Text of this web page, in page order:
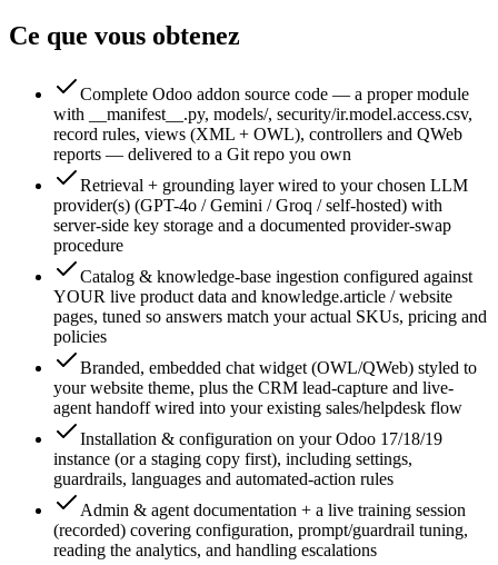
Ce que vous obtenez
Complete Odoo addon source code — a proper module
with __manifest__.py, models/, security/ir.model.access.csv,
record rules, views (XML + OWL), controllers and QWeb
reports — delivered to a Git repo you own
Retrieval + grounding layer wired to your chosen LLM
provider(s) (GPT-4o / Gemini / Groq / self-hosted) with
server-side key storage and a documented provider-swap
procedure
Catalog & knowledge-base ingestion configured against
YOUR live product data and knowledge.article / website
pages, tuned so answers match your actual SKUs, pricing and
policies
Branded, embedded chat widget (OWL/QWeb) styled to
your website theme, plus the CRM lead-capture and live-
agent handoff wired into your existing sales/helpdesk flow
Installation & configuration on your Odoo 17/18/19
instance (or a staging copy first), including settings,
guardrails, languages and automated-action rules
Admin & agent documentation + a live training session
(recorded) covering configuration, prompt/guardrail tuning,
reading the analytics, and handling escalations